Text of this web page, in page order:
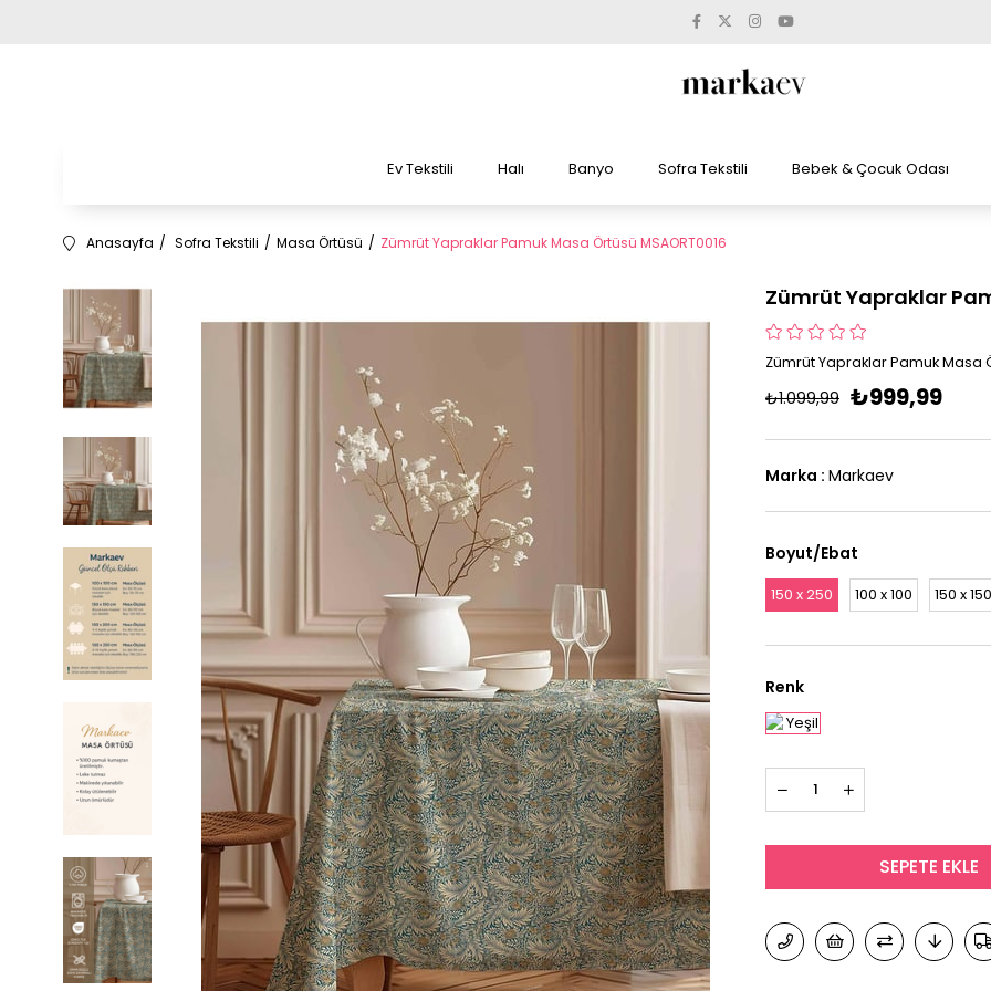
Ev Tekstili Halı Banyo Sofra Tekstili Bebek & Çocuk Odası
Anasayfa Sofra Tekstili Masa Örtüsü Zümrüt Yapraklar Pamuk Masa Örtüsü MSAORT0016
Zümrüt Yapraklar
Zümrüt Yapraklar Pamuk Masa
₺1.099,99 ₺999,99
Marka : Markaev
Boyut/Ebat
150 x 250 100 x 100 150 x 150
Renk